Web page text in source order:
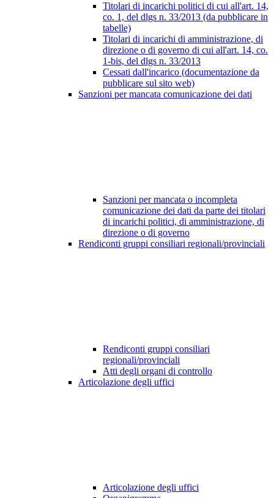
Titolari di incarichi politici di cui all'art. 14,
co. 1, del dlgs n. 33/2013 (da pubblicare in
tabelle)
Titolari di incarichi di amministrazione, di
direzione o di governo di cui all'art. 14, co.
1-bis, del dlgs n. 33/2013
Cessati dall'incarico (documentazione da
pubblicare sul sito web)
Sanzioni per mancata comunicazione dei dati
Sanzioni per mancata o incompleta
comunicazione dei dati da parte dei titolari
di incarichi politici, di amministrazione, di
direzione o di governo
Rendiconti gruppi consiliari regionali/provinciali
Rendiconti gruppi consiliari
regionali/provinciali
Atti degli organi di controllo
Articolazione degli uffici
Articolazione degli uffici